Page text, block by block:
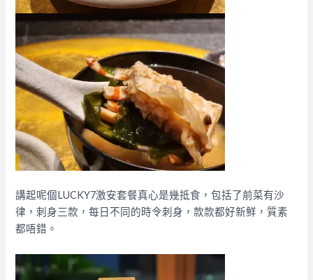
講起呢個LUCKY7激安套餐真心是幾抵食，包括了前菜有沙
律，刺身三款，每日不同的時令刺身，款款都好新鮮，質素
都唔錯。